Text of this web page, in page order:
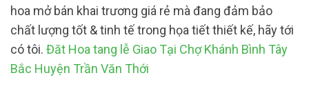
hoa mở bán khai trương giá rẻ mà đang đảm bảo
chất lượng tốt & tinh tế trong họa tiết thiết kế, hãy tới
có tôi. Đăt Hoa tang lễ Giao Tại Chợ Khánh Bình Tây
Bắc Huyện Trần Văn Thới